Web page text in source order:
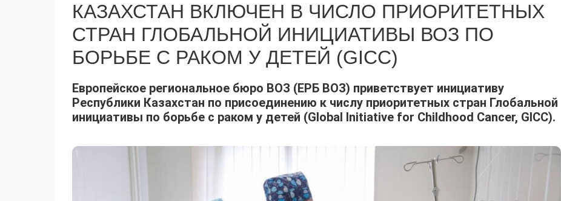
КАЗАХСТАН ВКЛЮЧЕН В ЧИСЛО ПРИОРИТЕТНЫХ
СТРАН ГЛОБАЛЬНОЙ ИНИЦИАТИВЫ ВОЗ ПО
БОРЬБЕ С РАКОМ У ДЕТЕЙ (GICC)
Европейское региональное бюро ВОЗ (ЕРБ ВОЗ) приветствует инициативу
Республики Казахстан по присоединению к числу приоритетных стран Глобальной
инициативы по борьбе с раком у детей (Global Initiative for Childhood Cancer, GICC).